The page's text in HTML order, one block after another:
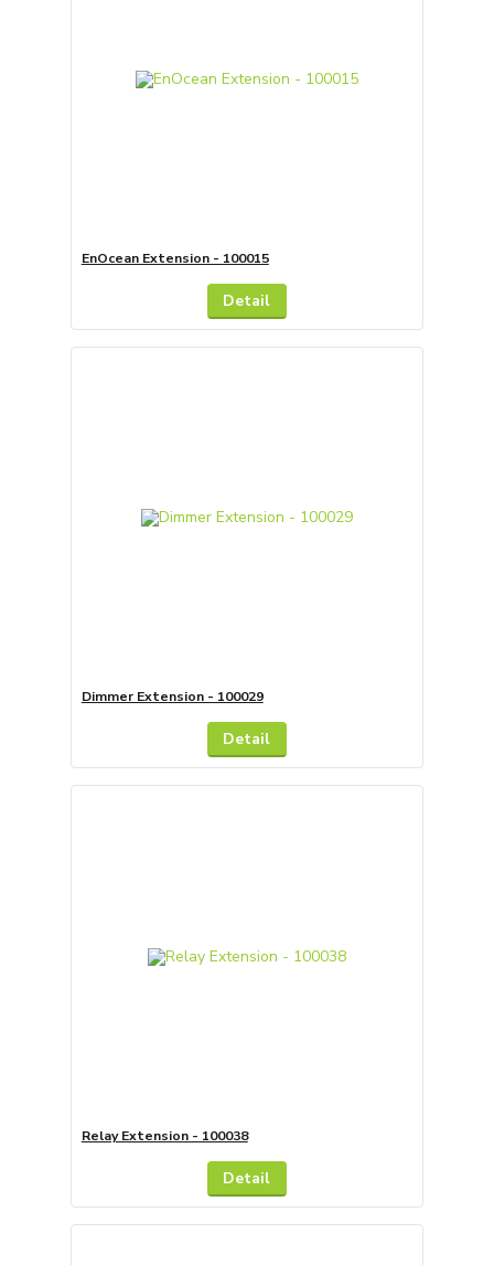
EnOcean Extension - 100015
Detail
Dimmer Extension - 100029
Detail
Relay Extension - 100038
Detail